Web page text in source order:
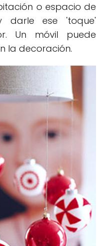
o espacio de
ese 'toque'
Un móvil puede
la decoración.